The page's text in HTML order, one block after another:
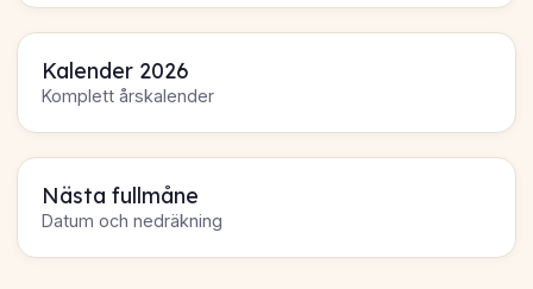
Kalender 2026
Komplett årskalender
Nästa fullmåne
Datum och nedräkning